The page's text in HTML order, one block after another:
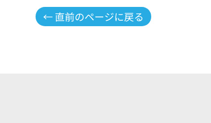
← 直前のページに戻る